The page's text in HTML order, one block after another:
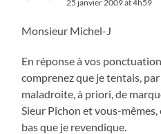
25 janvier 2009 at 4h59
Monsieur Michel-J
En réponse à vos
comprenez que je tentais,
maladroite, à priori, de
Sieur Pichon et vous-
bas que je revendique.